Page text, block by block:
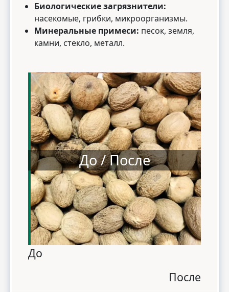
Биологические загрязнители:
насекомые, грибки, микроорганизмы.
Минеральные примеси: песок, земля,
камни, стекло, металл.
До / После
До
После